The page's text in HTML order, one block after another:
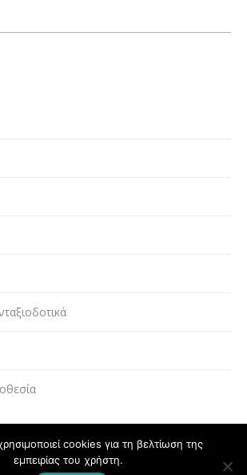
cookies για τη βελτίωση της
εμπειρίας του χρήστη.